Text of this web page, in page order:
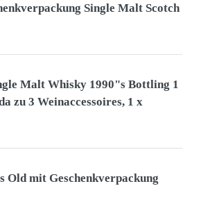
Single Malt Scotch
Malt Whisky 1990"s Bottling 1
zu 3 Weinaccessoires, 1 x
Old mit Geschenkverpackung